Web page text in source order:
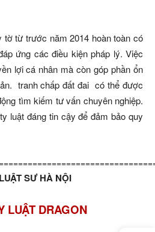
tờ từ trước năm 2014 hoàn toàn có
ứng các điều kiện pháp lý. Việc
lợi cá nhân mà còn góp phần ổn
tranh chấp đất đai có thể được
tìm kiếm tư vấn chuyên nghiệp.
luật đáng tin cậy để đảm bảo quy
SƯ HÀ NỘI
LUẬT DRAGON